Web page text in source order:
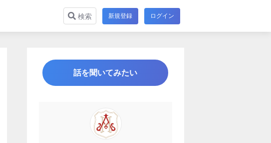
検索 新規登録 ログイン
話を聞いてみたい